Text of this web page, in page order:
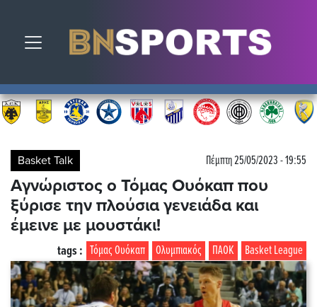
Toggle navigation
Basket Talk Πέμπτη 25/05/2023 - 19:55
Αγνώριστος ο Τόμας Ουόκαπ που
ξύρισε την πλούσια γενειάδα και
έμεινε με μουστάκι!
Basket League
ΠΑΟΚ
Ολυμπιακός
Τόμας Ουόκαπ
tags :